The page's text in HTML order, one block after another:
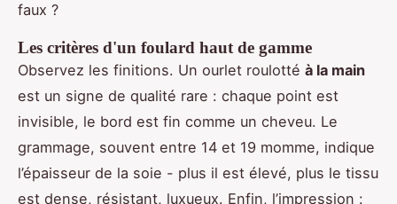
faux ?
Les critères d'un foulard haut de gamme
Observez les finitions. Un ourlet roulotté à la main
est un signe de qualité rare : chaque point est
invisible, le bord est fin comme un cheveu. Le
grammage, souvent entre 14 et 19 momme, indique
l’épaisseur de la soie - plus il est élevé, plus le tissu
est dense, résistant, luxueux. Enfin, l’impression :